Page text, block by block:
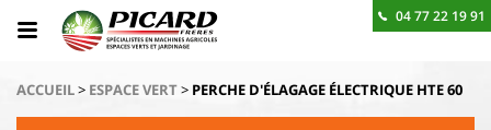
BESOIN D'UN RENSEIGNEMENT ? CONTACTEZ-NOUS
04 77 22 19 91
ACCUEIL> ESPACE VERT> PERCHE D'ÉLAGAGE ÉLECTRIQUE HTE 60